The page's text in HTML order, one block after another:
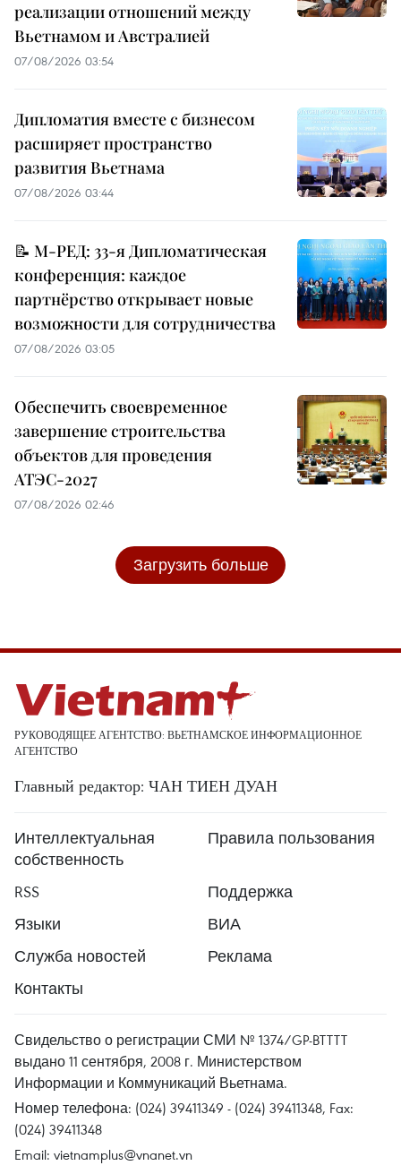
реализации отношений между
Вьетнамом и Австралией
07/08/2026 03:54
Дипломатия вместе с бизнесом
расширяет пространство
развития Вьетнама
07/08/2026 03:44
📝 М-РЕД: 33-я Дипломатическая
конференция: каждое
партнёрство открывает новые
возможности для сотрудничества
07/08/2026 03:05
Обеспечить своевременное
завершение строительства
объектов для проведения
АТЭС-2027
07/08/2026 02:46
Загрузить больше
РУКОВОДЯЩЕЕ АГЕНТСТВО: ВЬЕТНАМСКОЕ ИНФОРМАЦИОННОЕ
АГЕНТСТВО
Главный редактор: ЧАН ТИЕН ДУАН
Интеллектуальная
собственность
Правила пользования
RSS
Поддержка
Языки
ВИА
Служба новостей
Реклама
Контакты
Свидельство о регистрации СМИ № 1374/GP-BTTTT
выдано 11 сентября, 2008 г. Министерством
Информации и Коммуникаций Вьетнама.
Номер телефона: (024) 39411349 - (024) 39411348, Fax:
(024) 39411348
Email: vietnamplus@vnanet.vn